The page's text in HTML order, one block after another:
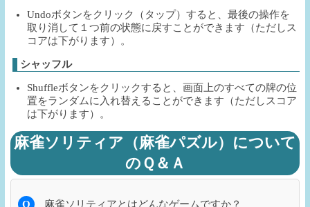
Undoボタンをクリック（タップ）すると、最後の操作を
取り消して１つ前の状態に戻すことができます（ただしス
コアは下がります）。
シャッフル
Shuffleボタンをクリックすると、画面上のすべての牌の位
置をランダムに入れ替えることができます（ただしスコア
は下がります）。
麻雀ソリティア（麻雀パズル）について
のＱ＆Ａ
Q 麻雀ソリティアとはどんなゲームですか？